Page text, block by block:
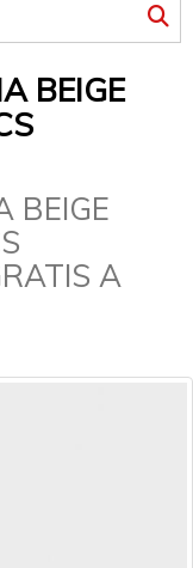
BEIGE
BEIGE
A